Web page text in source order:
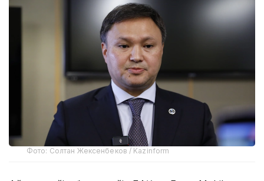
Фото: Солтан Жексенбеков / Kazinform